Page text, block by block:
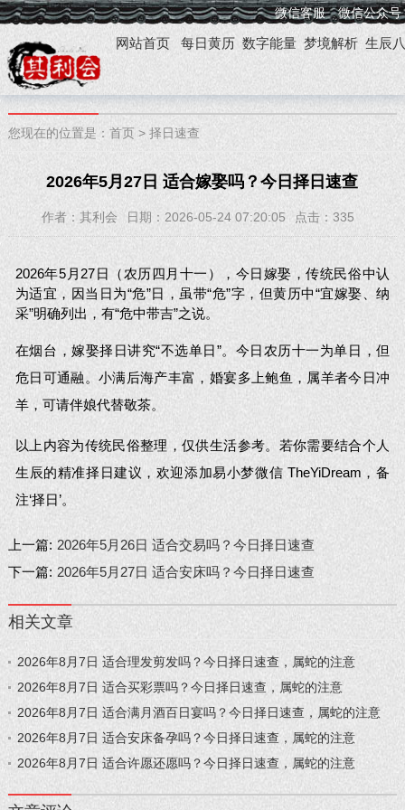
微信客服 微信公众号
网站首页 每日黄历 数字能量 梦境解析 生辰
您现在的位置是： 首页> 择日速查
2026年5月27日 适合嫁娶吗？今日择日速查
作者：其利会 日期：2026-05-24 07:20:05 点击： 335
2026年5月27日（农历四月十一），今日嫁娶，传统民俗中认
为适宜，因当日为“危”日，虽带“危”字，但黄历中“宜嫁娶、纳
采”明确列出，有“危中带吉”之说。
在烟台，嫁娶择日讲究“不选单日”。今日农历十一为单日，但
危日可通融。小满后海产丰富，婚宴多上鲍鱼，属羊者今日冲
羊，可请伴娘代替敬茶。
以上内容为传统民俗整理，仅供生活参考。若你需要结合个人
生辰的精准择日建议，欢迎添加易小梦微信 TheYiDream，备
注‘择日’。
上一篇: 2026年5月26日 适合交易吗？今日择日速查
下一篇: 2026年5月27日 适合安床吗？今日择日速查
相关文章
2026年8月7日 适合理发剪发吗？今日择日速查，属蛇的注意
2026年8月7日 适合买彩票吗？今日择日速查，属蛇的注意
2026年8月7日 适合满月酒百日宴吗？今日择日速查，属蛇的注意
2026年8月7日 适合安床备孕吗？今日择日速查，属蛇的注意
2026年8月7日 适合许愿还愿吗？今日择日速查，属蛇的注意